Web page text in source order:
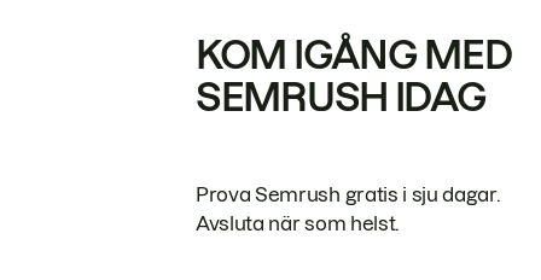
KOM IGÅNG MED
SEMRUSH IDAG
Prova Semrush gratis i sju dagar.
Avsluta när som helst.